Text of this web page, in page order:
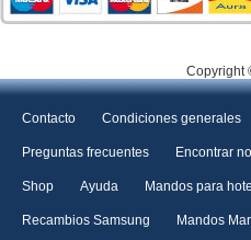
Copyright
Contacto Condiciones generales
Preguntas frecuentes Encontrar
Shop Ayuda Mandos para
Recambios Samsung Mandos